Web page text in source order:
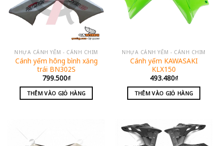
NHỰA CÁNH YẾM - CÁNH CHIM
Cánh yếm hông bình xăng
trái BN302S
799.500₫
THÊM VÀO GIỎ HÀNG
NHỰA CÁNH YẾM - CÁNH CHIM
Cánh yếm KAWASAKI
KLX150
493.480₫
THÊM VÀO GIỎ HÀNG